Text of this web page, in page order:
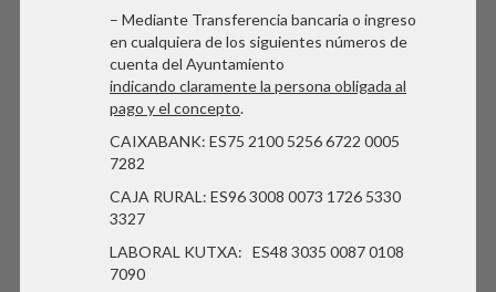
– Mediante Transferencia bancaria o ingreso
en cualquiera de los siguientes números de
cuenta del Ayuntamiento
indicando claramente la persona obligada al
pago y el concepto.
CAIXABANK: ES75 2100 5256 6722 0005
7282
CAJA RURAL: ES96 3008 0073 1726 5330
3327
LABORAL KUTXA: ES48 3035 0087 0108
7090